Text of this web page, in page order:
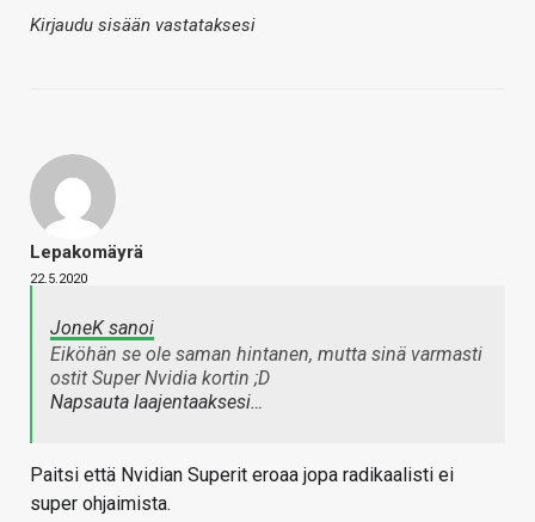
Kirjaudu sisään vastataksesi
Lepakomäyrä
22.5.2020
JoneK sanoi
Eiköhän se ole saman hintanen, mutta sinä varmasti
ostit Super Nvidia kortin ;D
Napsauta laajentaaksesi…
Paitsi että Nvidian Superit eroaa jopa radikaalisti ei
super ohjaimista.